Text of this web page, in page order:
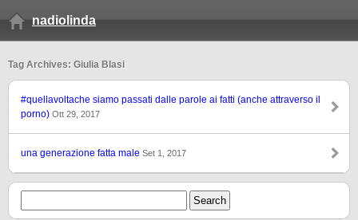
nadiolinda
Tag Archives: Giulia Blasi
#quellavoltache siamo passati dalle parole ai fatti (anche attraverso il
porno) Ott 29, 2017
una generazione fatta male Set 1, 2017